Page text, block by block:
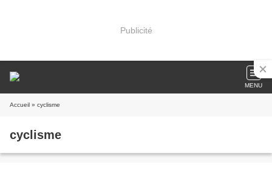
Publicité
MENU
Accueil » cyclisme
cyclisme